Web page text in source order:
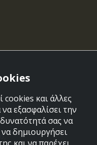
cookies και άλλες
εξασφαλίσει την
σας να
δημιουργήσει